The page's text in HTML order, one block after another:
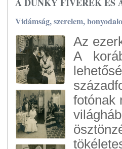
Vidámság, szerelem,
Az
A
fotónak